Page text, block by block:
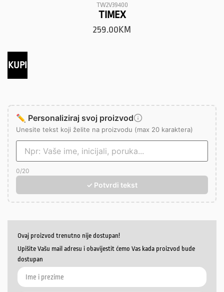
TW2V39400
TIMEX
259.00KM
KUPI
✏️ Personaliziraj svoj proizvod
Unesite tekst koji želite na proizvodu (max 20 karaktera)
0/20
✓ Potvrdi tekst
Ovaj proizvod trenutno nije dostupan!
Upišite Vašu mail adresu i obavijestit ćemo Vas kada proizvod bude
dostupan